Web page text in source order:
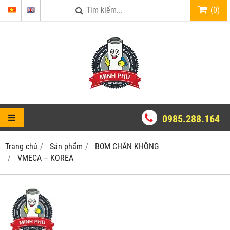
(0)
0985.288.164
Trang chủ Sản phẩm
BƠM CHÂN KHÔNG
VMECA – KOREA